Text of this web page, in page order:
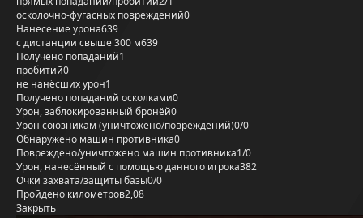
осколочно-фугасных повреждений0
Нанесение урона639
с дистанции свыше 300 м639
Получено попаданий1
пробитий0
не нанёсших урон1
Получено попаданий осколками0
Урон, заблокированный бронёй0
Урон союзникам (уничтожено/повреждений)0/0
Обнаружено машин противника0
Повреждено/уничтожено машин противника1/0
Урон, нанесённый с помощью данного игрока382
Очки захвата/защиты базы0/0
Пройдено километров2,08
Закрыть